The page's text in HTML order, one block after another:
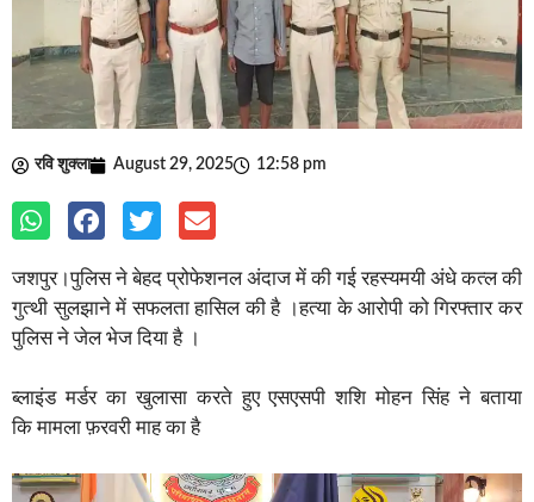
रवि शुक्ला August 29, 2025 12:58 pm
जशपुर।पुलिस ने बेहद प्रोफेशनल अंदाज में की गई रहस्यमयी अंधे कत्ल की
गुत्थी सुलझाने में सफलता हासिल की है ।हत्या के आरोपी को गिरफ्तार कर
पुलिस ने जेल भेज दिया है ।
ब्लाइंड मर्डर का खुलासा करते हुए एसएसपी शशि मोहन सिंह ने बताया
कि मामला फ़रवरी माह का है